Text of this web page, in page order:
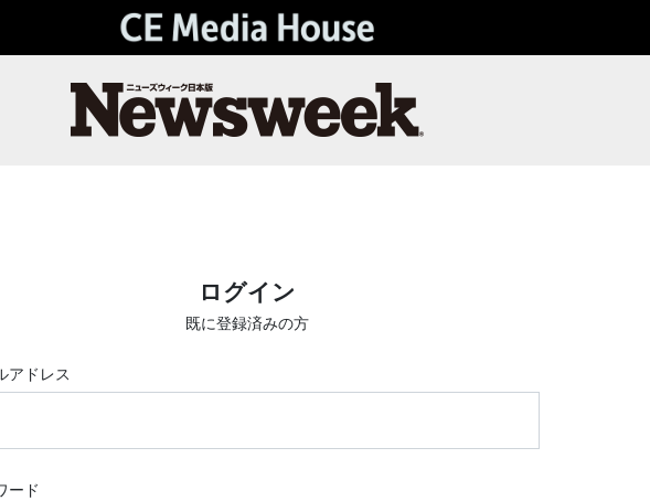
ログイン
既に登録済みの方
アドレス
ード